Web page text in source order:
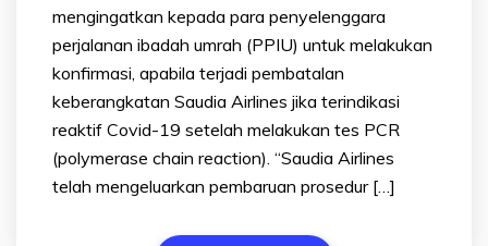
mengingatkan kepada para penyelenggara
perjalanan ibadah umrah (PPIU) untuk melakukan
konfirmasi, apabila terjadi pembatalan
keberangkatan Saudia Airlines jika terindikasi
reaktif Covid-19 setelah melakukan tes PCR
(polymerase chain reaction). “Saudia Airlines
telah mengeluarkan pembaruan prosedur […]